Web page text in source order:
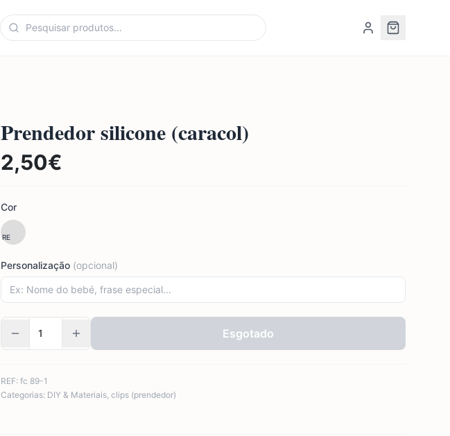
Prendedor silicone (caracol)
2,50€
Cor
RE
Personalização (opcional)
Esgotado
REF: fc 89-1
Categorias: DIY & Materiais, clips (prendedor)